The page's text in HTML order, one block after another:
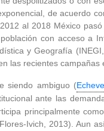
de acuerdo
al 2018 México
con acceso a
y Geografía
las recientes campañas
siendo ambiguo (
ante las
principalmente
Ivich, 2013). Aun